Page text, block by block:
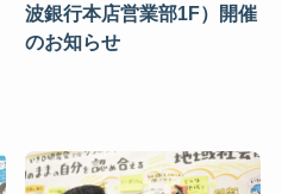
波銀行本店営業部1F）開催
のお知らせ